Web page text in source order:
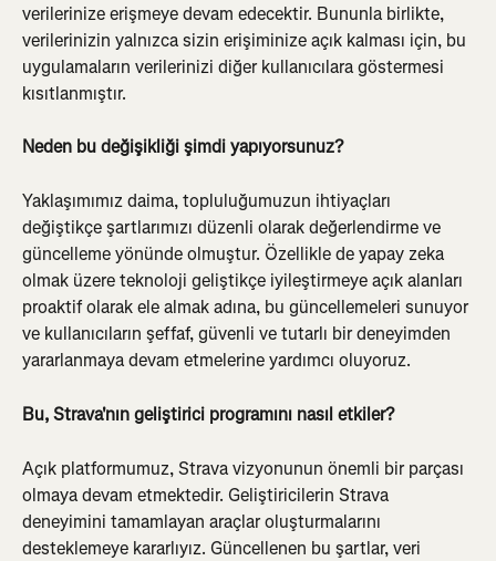
verilerinize erişmeye devam edecektir. Bununla birlikte,
verilerinizin yalnızca sizin erişiminize açık kalması için, bu
uygulamaların verilerinizi diğer kullanıcılara göstermesi
kısıtlanmıştır.
Neden bu değişikliği şimdi yapıyorsunuz?
Yaklaşımımız daima, topluluğumuzun ihtiyaçları
değiştikçe şartlarımızı düzenli olarak değerlendirme ve
güncelleme yönünde olmuştur. Özellikle de yapay zeka
olmak üzere teknoloji geliştikçe iyileştirmeye açık alanları
proaktif olarak ele almak adına, bu güncellemeleri sunuyor
ve kullanıcıların şeffaf, güvenli ve tutarlı bir deneyimden
yararlanmaya devam etmelerine yardımcı oluyoruz.
Bu, Strava'nın geliştirici programını nasıl etkiler?
Açık platformumuz, Strava vizyonunun önemli bir parçası
olmaya devam etmektedir. Geliştiricilerin Strava
deneyimini tamamlayan araçlar oluşturmalarını
desteklemeye kararlıyız. Güncellenen bu şartlar, veri